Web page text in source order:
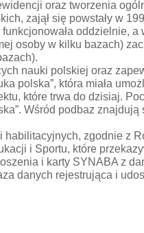
oraz tworzenia
zajął się powstały w
oddzielnie,
osoby w kilku bazach)
nauki polskiej oraz
polska”, która miała
które trwa do dzisiaj.
Wśród podbaz
zgodnie z
i Sportu, które
i karty SYNABA z
danych rejestrująca i